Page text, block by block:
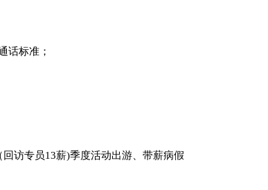
话标准；
回访专员13薪)季度活动出游、带薪病假